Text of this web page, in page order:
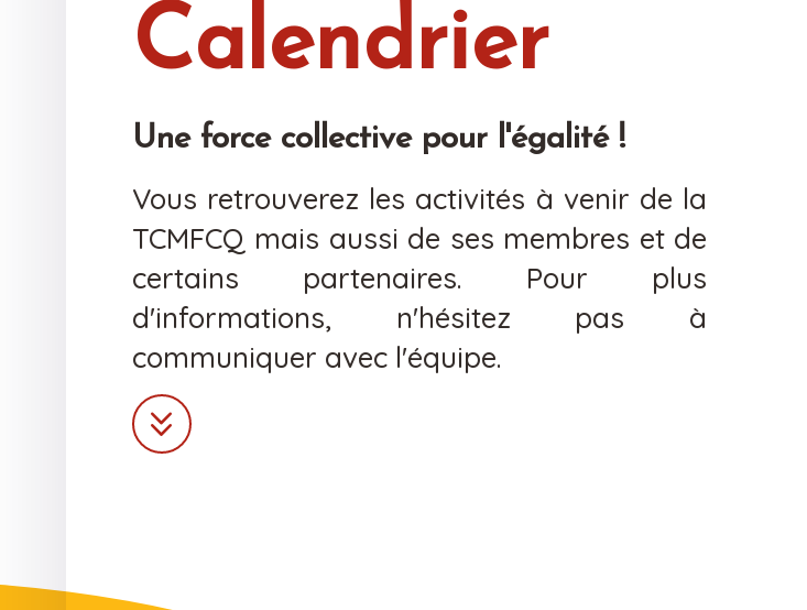
Calendrier
Une force collective pour l'égalité !
Vous retrouverez les activités à venir de la
TCMFCQ mais aussi de ses membres et de
certains partenaires. Pour plus
d'informations, n'hésitez pas à
communiquer avec l'équipe.
keyboard_double_arrow_down